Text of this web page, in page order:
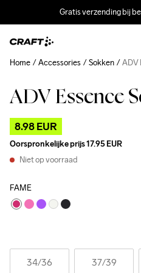
Gratis verzending bij
ADV Essence
8.98 EUR
Oorspronkelijke prijs17.95 EUR
Niet op voorraad
FAME
34/36 37/39
Home Accessories Sokken ADV
Outlet